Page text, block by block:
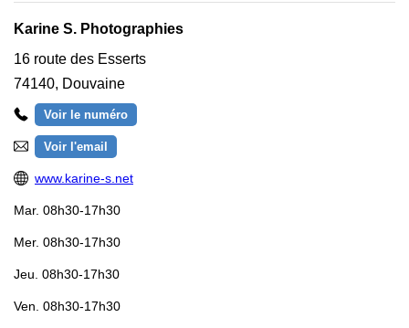
Karine S. Photographies
16 route des Esserts
74140, Douvaine
Voir le numéro
Voir l'email
www.karine-s.net
Mar. 08h30-17h30
Mer. 08h30-17h30
Jeu. 08h30-17h30
Ven. 08h30-17h30